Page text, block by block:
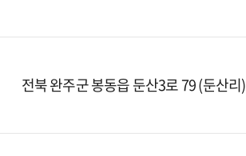
전북 완주군 봉동읍 둔산3로 79 (둔산리)